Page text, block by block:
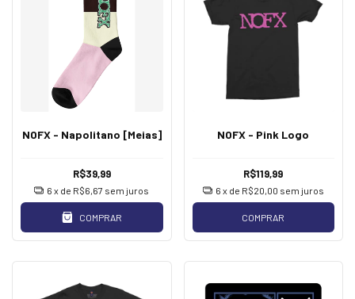
NOFX - Napolitano [Meias]
R$39,99
6 x de R$6,67 sem juros
COMPRAR
NOFX - Pink Logo
R$119,99
6 x de R$20,00 sem juros
COMPRAR